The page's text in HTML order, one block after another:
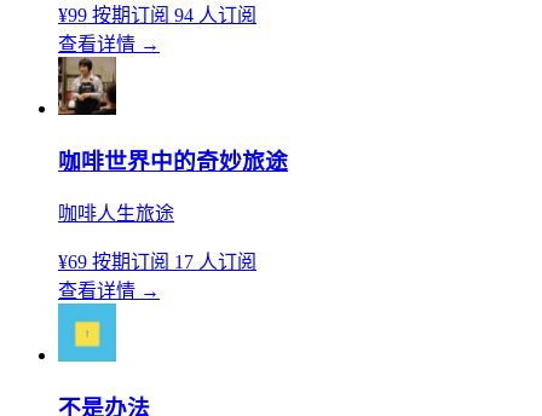
¥99 按期订阅 94 人订阅
查看详情 →
咖啡世界中的奇妙旅途
咖啡人生旅途
¥69 按期订阅 17 人订阅
查看详情 →
不是办法